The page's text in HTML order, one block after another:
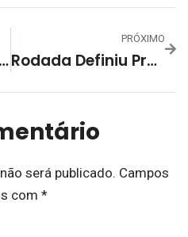
Domingo Tem A 5ª Rodada Da Taça SLS De Futebol De Campo!
PRÓXIMO
Rodada Definiu Próximos Confrontos Da 4ª Taça Vermelho E Branco ADB Alimentos
será publicado. Campos
com *